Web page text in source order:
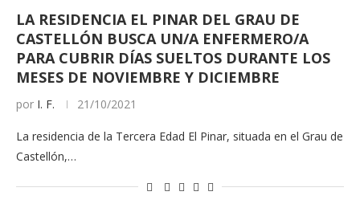
LA RESIDENCIA EL PINAR DEL GRAU DE
CASTELLÓN BUSCA UN/A ENFERMERO/A
PARA CUBRIR DÍAS SUELTOS DURANTE LOS
MESES DE NOVIEMBRE Y DICIEMBRE
por I. F. 21/10/2021
La residencia de la Tercera Edad El Pinar, situada en el Grau de
Castellón,…